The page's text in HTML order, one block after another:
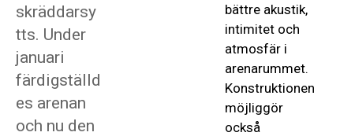
skräddarsy
tts. Under
januari
färdigställd
es arenan
och nu den
bättre akustik,
intimitet och
atmosfär i
arenarummet.
Konstruktionen
möjliggör
också